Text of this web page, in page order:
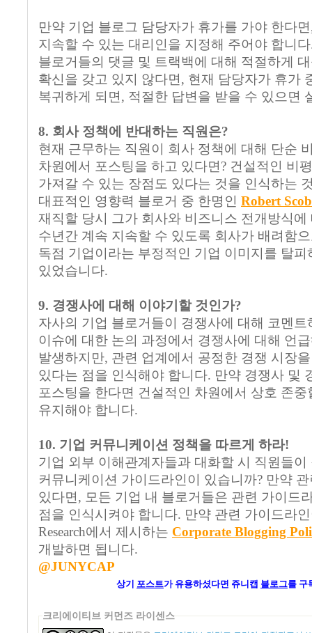
만약 기업 블로그 담당자가 휴가를 가야 한다
지속할 수 있는 대리인을 지정해 주어야 합니
블로거들의 댓글 및 트랙백에 대해 적절하게
확신을 갖고 있지 않다면, 현재 담당자가 휴가
복귀하게 되면, 적절한 답변을 받을 수 있으면
8. 회사 정책에 반대하는 직원은?
현재 근무하는 직원이 회사 정책에 대해 단순
차원에서 포스팅을 하고 있다면? 건설적인 비
가져갈 수 있는 장점도 있다는 것을 인식하는
대표적인 영향력 블로거 중 한명인 Robert
재직할 당시 그가 회사와 비즈니스 전개방식
수년간 계속 지속할 수 있도록 회사가 배려함
독점 기업이라는 부정적인 기업 이미지를 탈
있었습니다.
9. 경쟁사에 대해 이야기할 것인가?
자사의 기업 블로거들이 경쟁사에 대해 코멘트
이슈에 대한 논의 과정에서 경쟁사에 대해 언
발생하지만, 관련 업계에서 공정한 경쟁 시장
있다는 점을 인식해야 합니다. 만약 경쟁사 및
포스팅을 한다면 건설적인 차원에서 상호 존
유지해야 합니다.
10. 기업 커뮤니케이션 정책을 따르게 하라!
기업 외부 이해관계자들과 대화할 시 직원들이
커뮤니케이션 가이드라인이 있습니까? 만약
있다면, 모든 기업 내 블로거들은 관련 가이드
점을 인식시켜야 합니다. 만약 관련 가이드라인
Research에서 제시하는 Corporate Blogging
개발하면 됩니다.
@JUNYCAP
상기 포스트가유용하셨다면 쥬니캡 블로그를 구
크리에이티브 커먼즈 라이센스